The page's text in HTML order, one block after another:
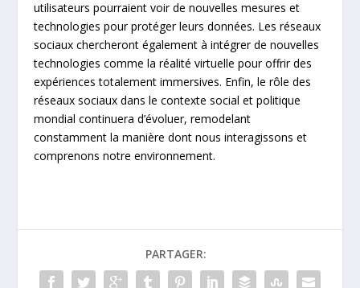
utilisateurs pourraient voir de nouvelles mesures et
technologies pour protéger leurs données. Les réseaux
sociaux chercheront également à intégrer de nouvelles
technologies comme la réalité virtuelle pour offrir des
expériences totalement immersives. Enfin, le rôle des
réseaux sociaux dans le contexte social et politique
mondial continuera d’évoluer, remodelant
constamment la manière dont nous interagissons et
comprenons notre environnement.
PARTAGER: